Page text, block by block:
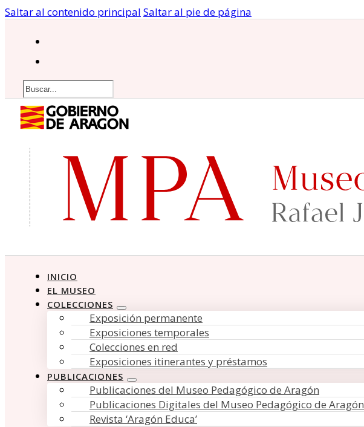
Saltar al contenido principal Saltar al pie de página
Buscar
INICIO
EL MUSEO
COLECCIONES
Exposición permanente
Exposiciones temporales
Colecciones en red
Exposiciones itinerantes y préstamos
PUBLICACIONES
Publicaciones del Museo Pedagógico de Aragón
Publicaciones Digitales del Museo Pedagógico de Aragón
Revista ‘Aragón Educa’